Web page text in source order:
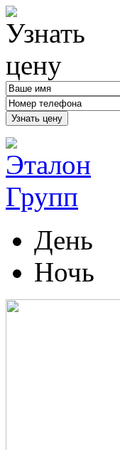
Узнать цену
День
Ночь